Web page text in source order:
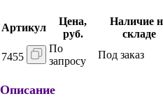
Артикул
Цена,
руб.
Наличие
складе
7455
По
запросу
Под заказ
Описание